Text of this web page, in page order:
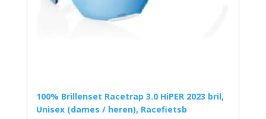
100% Brillenset Racetrap 3.0 HiPER 2023 bril,
Unisex (dames / heren), Racefietsb